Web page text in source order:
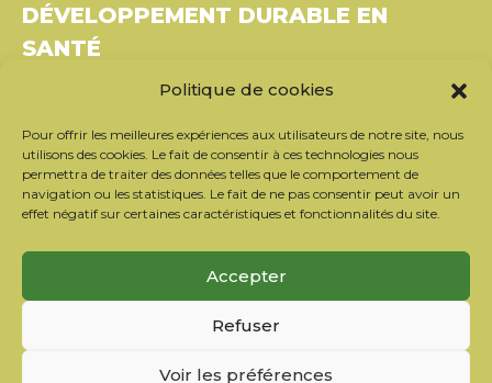
Politique de cookies
Pour offrir les meilleures expériences aux utilisateurs de notre site, nous
utilisons des cookies. Le fait de consentir à ces technologies nous
permettra de traiter des données telles que le comportement de
navigation ou les statistiques. Le fait de ne pas consentir peut avoir un
effet négatif sur certaines caractéristiques et fonctionnalités du site.
Accepter
Refuser
Voir les préférences
DÉVELOPPEMENT DURABLE EN
SANTÉ
Bâtiment Le Rubixco, 1 rue Bernard Maris
Tél. : 06 26 49 36 81 – contact@c2ds.eu
TwitterLinkedIn
Youtube
S’inscrire à la newsletter
Nos partenaires
Mentions légales